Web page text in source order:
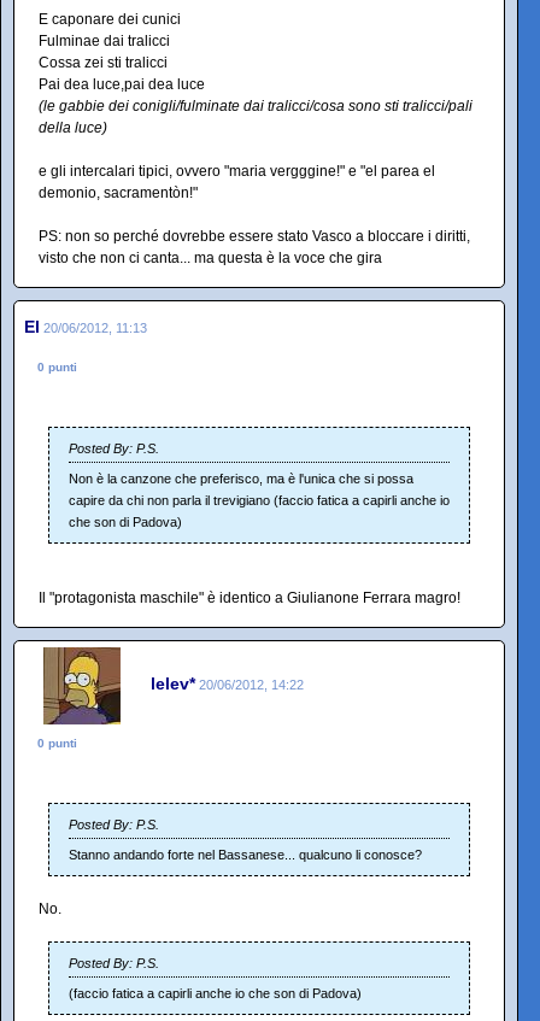
E caponare dei cunici
Fulminae dai tralicci
Cossa zei sti tralicci
Pai dea luce,pai dea luce
(le gabbie dei conigli/fulminate dai tralicci/cosa sono sti tralicci/pali
della luce)
e gli intercalari tipici, ovvero "maria vergggine!" e "el parea el
demonio, sacramentòn!"
PS: non so perché dovrebbe essere stato Vasco a bloccare i diritti,
visto che non ci canta... ma questa è la voce che gira
El 20/06/2012, 11:13
0 punti
Posted By: P.S.
Non è la canzone che preferisco, ma è l'unica che si possa
capire da chi non parla il trevigiano (faccio fatica a capirli anche io
che son di Padova)
Il "protagonista maschile" è identico a Giulianone Ferrara magro!
lelev* 20/06/2012, 14:22
0 punti
Posted By: P.S.
Stanno andando forte nel Bassanese... qualcuno li conosce?
No.
Posted By: P.S.
(faccio fatica a capirli anche io che son di Padova)